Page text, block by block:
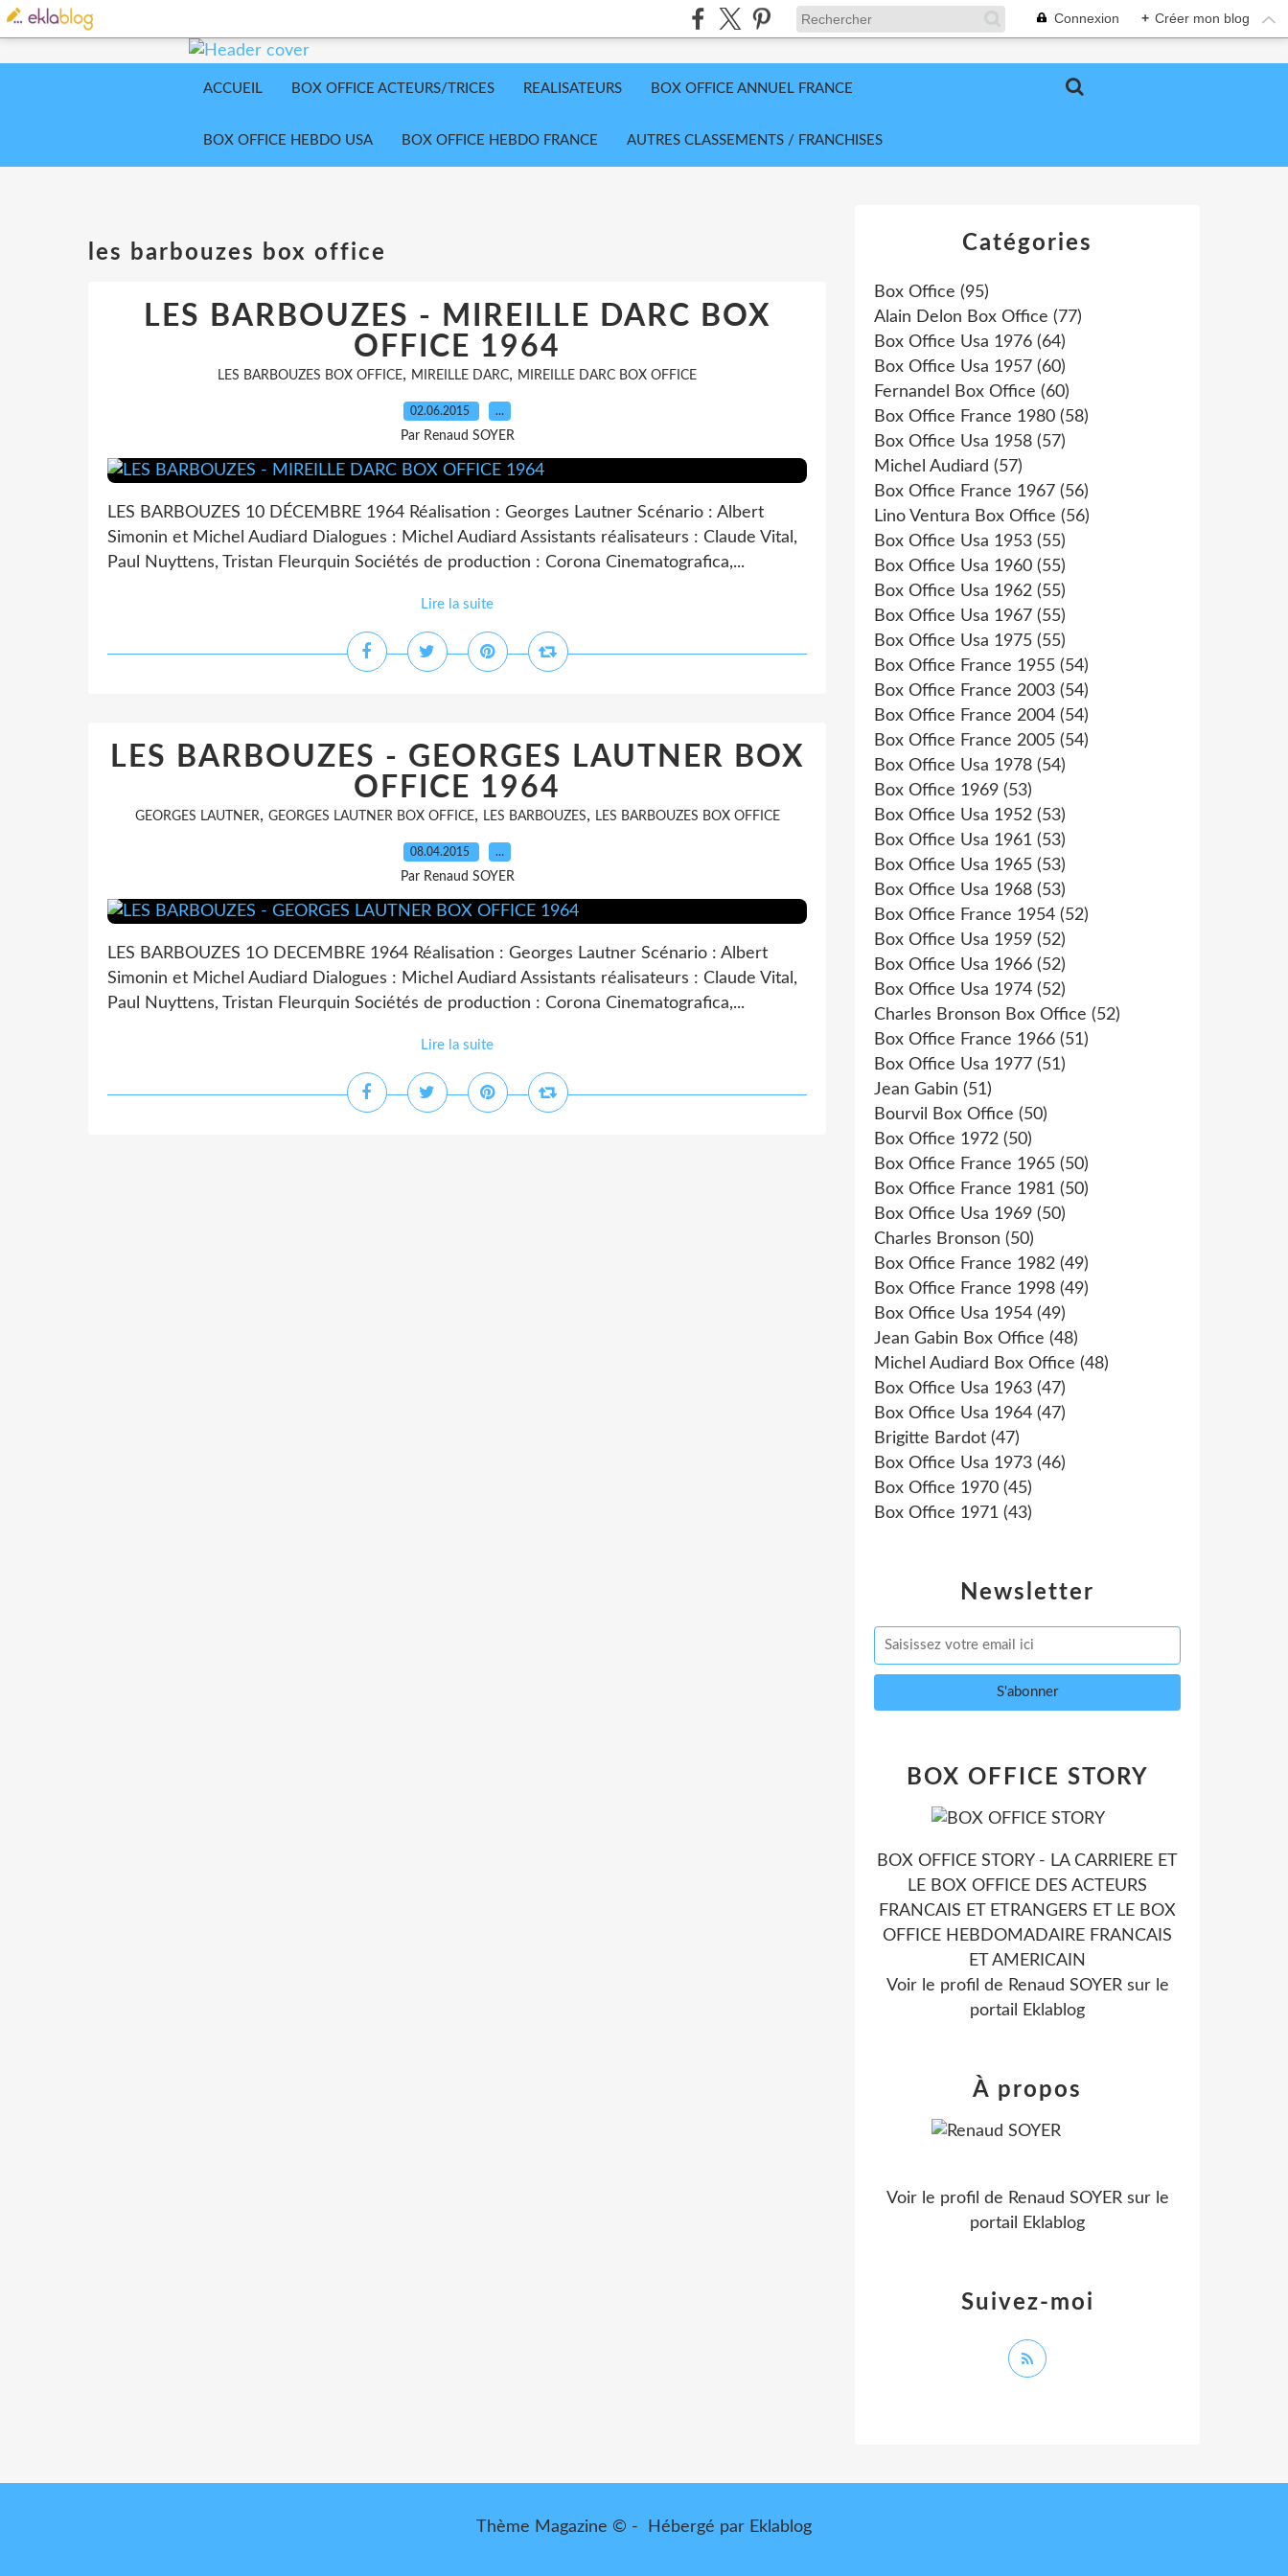
Connexion + Créer mon blog
ACCUEIL BOX OFFICE ACTEURS/TRICES REALISATEURS BOX OFFICE ANNUEL FRANCE
BOX OFFICE HEBDO USA BOX OFFICE HEBDO FRANCE AUTRES CLASSEMENTS / FRANCHISES
les barbouzes box office
LES BARBOUZES - MIREILLE DARC BOX
OFFICE 1964
LES BARBOUZES BOX OFFICE, MIREILLE DARC, MIREILLE DARC BOX OFFICE
02.06.2015 …
Par Renaud SOYER
LES BARBOUZES 10 DÉCEMBRE 1964 Réalisation : Georges Lautner Scénario : Albert
Simonin et Michel Audiard Dialogues : Michel Audiard Assistants réalisateurs : Claude Vital,
Paul Nuyttens, Tristan Fleurquin Sociétés de production : Corona Cinematografica,...
Lire la suite
LES BARBOUZES - GEORGES LAUTNER BOX
OFFICE 1964
GEORGES LAUTNER, GEORGES LAUTNER BOX OFFICE, LES BARBOUZES, LES BARBOUZES BOX OFFICE
08.04.2015 …
Par Renaud SOYER
LES BARBOUZES 1O DECEMBRE 1964 Réalisation : Georges Lautner Scénario : Albert
Simonin et Michel Audiard Dialogues : Michel Audiard Assistants réalisateurs : Claude Vital,
Paul Nuyttens, Tristan Fleurquin Sociétés de production : Corona Cinematografica,...
Lire la suite
Newsletter
Catégories
Box Office (95)
Alain Delon Box Office (77)
Box Office Usa 1976 (64)
Box Office Usa 1957 (60)
Fernandel Box Office (60)
Box Office France 1980 (58)
Box Office Usa 1958 (57)
Michel Audiard (57)
Box Office France 1967 (56)
Lino Ventura Box Office (56)
Box Office Usa 1953 (55)
Box Office Usa 1960 (55)
Box Office Usa 1962 (55)
Box Office Usa 1967 (55)
Box Office Usa 1975 (55)
Box Office France 1955 (54)
Box Office France 2003 (54)
Box Office France 2004 (54)
Box Office France 2005 (54)
Box Office Usa 1978 (54)
Box Office 1969 (53)
Box Office Usa 1952 (53)
Box Office Usa 1961 (53)
Box Office Usa 1965 (53)
Box Office Usa 1968 (53)
Box Office France 1954 (52)
Box Office Usa 1959 (52)
Box Office Usa 1966 (52)
Box Office Usa 1974 (52)
Charles Bronson Box Office (52)
Box Office France 1966 (51)
Box Office Usa 1977 (51)
Jean Gabin (51)
Bourvil Box Office (50)
Box Office 1972 (50)
Box Office France 1965 (50)
Box Office France 1981 (50)
Box Office Usa 1969 (50)
Charles Bronson (50)
Box Office France 1982 (49)
Box Office France 1998 (49)
Box Office Usa 1954 (49)
Jean Gabin Box Office (48)
Michel Audiard Box Office (48)
Box Office Usa 1963 (47)
Box Office Usa 1964 (47)
Brigitte Bardot (47)
Box Office Usa 1973 (46)
Box Office 1970 (45)
Box Office 1971 (43)
BOX OFFICE STORY
BOX OFFICE STORY - LA CARRIERE ET
LE BOX OFFICE DES ACTEURS
FRANCAIS ET ETRANGERS ET LE BOX
OFFICE HEBDOMADAIRE FRANCAIS
ET AMERICAIN
Voir le profil de Renaud SOYERsur le
portail Eklablog
Suivez-moi
À propos
Voir le profil de Renaud SOYERsur le
portail Eklablog
Thème Magazine © - Hébergé par Eklablog